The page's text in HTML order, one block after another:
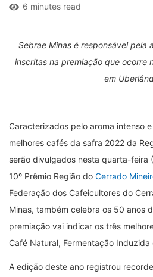
6 minutes read
Sebrae Minas é responsável pela
inscritas na premiação que ocorre
em
Caracterizados pelo aroma intenso
melhores cafés da safra 2022 da
serão divulgados nesta quarta-feira
10º Prêmio Região do Cerrado
Federação dos Cafeicultores do
Minas, também celebra os 50 anos
premiação vai indicar os três
Café Natural, Fermentação Induzida
A edição deste ano registrou